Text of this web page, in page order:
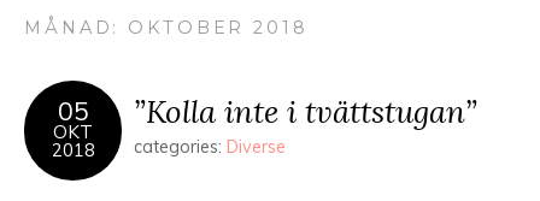
MÅNAD: OKTOBER 2018
05
OKT
2018
”Kolla inte i tvättstugan”
categories: Diverse